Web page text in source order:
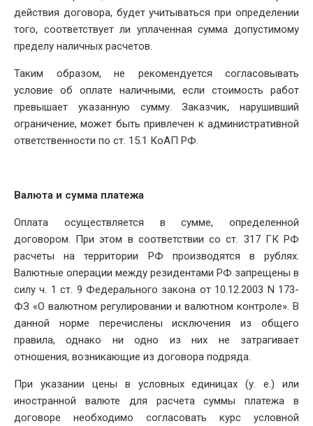
действия договора, будет учитываться при определении
того, соответствует ли уплаченная сумма допустимому
пределу наличных расчетов.
Таким образом, не рекомендуется согласовывать
условие об оплате наличными, если стоимость работ
превышает указанную сумму. Заказчик, нарушивший
ограничение, может быть привлечен к административной
ответственности по ст. 15.1 КоАП РФ.
Валюта и сумма платежа
Оплата осуществляется в сумме, определенной
договором. При этом в соответствии со ст. 317 ГК РФ
расчеты на территории РФ производятся в рублях.
Валютные операции между резидентами РФ запрещены в
силу ч. 1 ст. 9 Федерального закона от 10.12.2003 N 173-
ФЗ «О валютном регулировании и валютном контроле». В
данной норме перечислены исключения из общего
правила, однако ни одно из них не затрагивает
отношения, возникающие из договора подряда.
При указании цены в условных единицах (у. е.) или
иностранной валюте для расчета суммы платежа в
договоре необходимо согласовать курс условной